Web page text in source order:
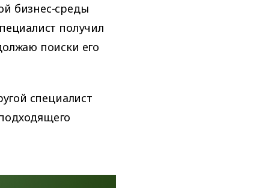
бизнес-среды
получил
поиски его
специалист